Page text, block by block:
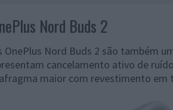
Nord Buds 2
OnePlus Nord Buds 2 são também
cancelamento ativo de
maior com revestimento em